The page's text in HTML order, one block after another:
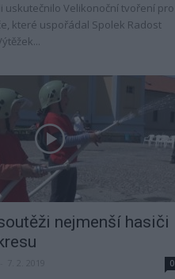
uskutečnilo Velikonoční tvoření pro
které uspořádal Spolek Radost
nejmenší hasiči
0